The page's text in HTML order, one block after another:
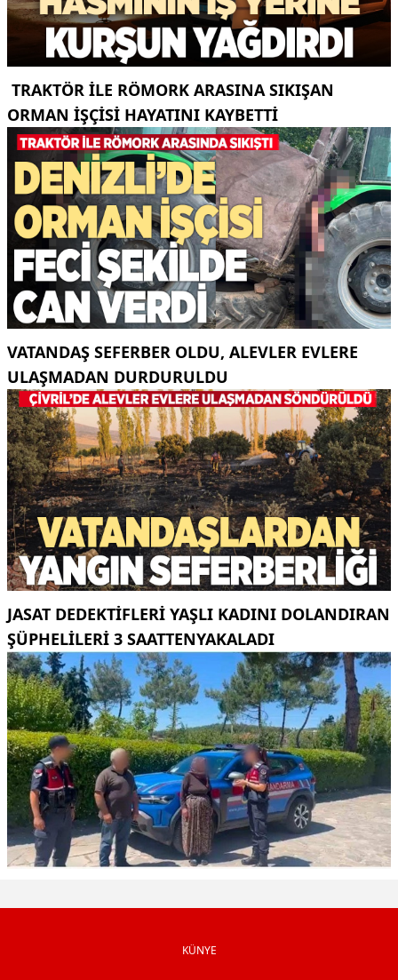
TRAKTÖR ILE RÖMORK ARASINA SIKIŞAN
ORMAN IŞÇISI HAYATINI KAYBETTI
VATANDAŞ SEFERBER OLDU, ALEVLER EVLERE
ULAŞMADAN DURDURULDU
JASAT DEDEKTIFLERI YAŞLI KADINI DOLANDIRAN
ŞÜPHELILERI 3 SAATTENYAKALADI
KÜNYE